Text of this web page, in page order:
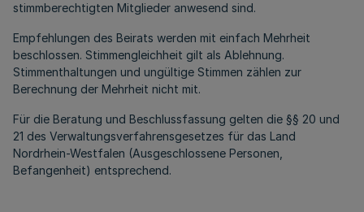
stimmberechtigten Mitglieder anwesend sind.
Empfehlungen des Beirats werden mit einfach Mehrheit
beschlossen. Stimmengleichheit gilt als Ablehnung.
Stimmenthaltungen und ungültige Stimmen zählen zur
Berechnung der Mehrheit nicht mit.
Für die Beratung und Beschlussfassung gelten die §§ 20 und
21 des Verwaltungsverfahrensgesetzes für das Land
Nordrhein-Westfalen (Ausgeschlossene Personen,
Befangenheit) entsprechend.